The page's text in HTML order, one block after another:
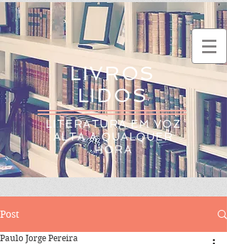
LIVROS
LIDOS
LITERATURA EM VOZ
ALTA A QUALQUER
HORA
Post
Paulo Jorge Pereira